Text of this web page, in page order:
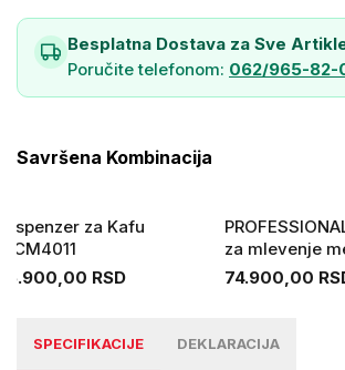
Sklopivi dizajn
Lako se čisti
Besplatna Dostava za Sve
Poručite telefonom: 062/965-82-
Savršena Kombinacija
Dispenzer za Kafu
GCM4011
15.900,00 RSD
za mlevenje
GMG1200
74.900,00
SPECIFIKACIJE DEKLARACIJA